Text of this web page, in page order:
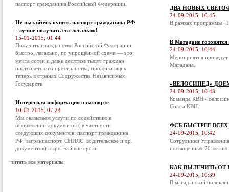
паспорт гражданина Российской Федерации.
Не пытайтесь купить паспорт гражданина РФ
- лучше получить его легально!
15-01-2015, 01:44
Получить гражданство Российской Федерации
быстро, легально, по упрощённой схеме — это
мечта сотен и даже десятков тысяч граждан
постсоветского пространства, проживающих
теперь в странах Содружества Независимых
Государств
Интересная информация о паспорте
10-01-2015, 07:24
Мы оказываем услуги по содействию в
оформлении документов ( в частности
следующих документов: паспорт гражданина
РФ, загранпаспорт, СНИЛС, водительское и др.
документов) в кротчайшие сроки
читать все материалы
ДВА НОВЫХ
24-09-2015, 10:45
В рамках программы
В Магадане
24-09-2015, 10:44
Мероприятия
Магадана.
«ВЕЛОСИПЕД»
24-09-2015, 10:43
Команда КВН
Союза КВН.
ФСБ БЫСТРЕЕ ВСЕХ
24-09-2015, 10:42
Сотрудники
посвященных 70-летию
КАК ВЫЛЕЧИТЬ ОТ
24-09-2015, 10:39
В магаданской